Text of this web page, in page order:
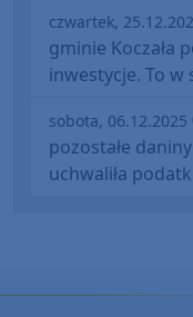
czwartek,
gminie Koczała
inwestycje. To w
sobota, 06.12.2025
pozostałe
uchwaliła